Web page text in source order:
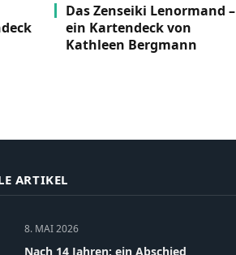
Das Zenseiki Lenormand –
ein Kartendeck von
Kathleen Bergmann
ARTIKEL
8. MAI 2026
Nach 14 Jahren: ein Abschied